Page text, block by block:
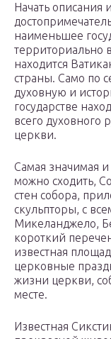
Начать описания
наименьшее
территориально
находится
страны. Само по
духовную и
государстве
всего духовного
церкви.
Самая значимая и
можно сходить,
стен собора,
скульпторы, с
Микеланджело,
короткий
известная
церковные
жизни церкви,
месте.
Известная